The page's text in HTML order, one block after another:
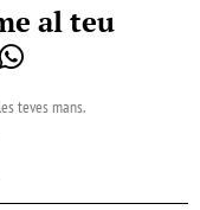
al teu
teves mans.